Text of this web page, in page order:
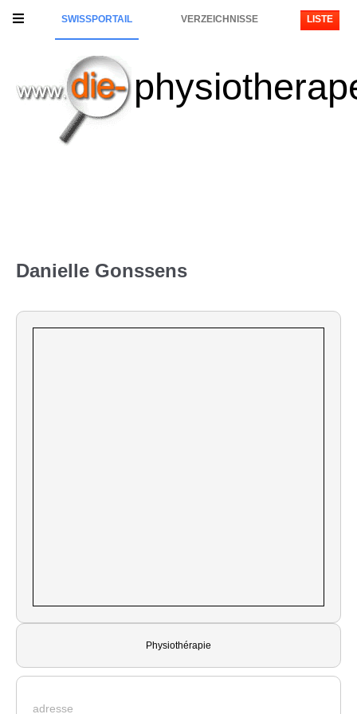
SWISSPORTAIL VERZEICHNISSE LISTE
Danielle Gonssens
Physiothérapie
adresse